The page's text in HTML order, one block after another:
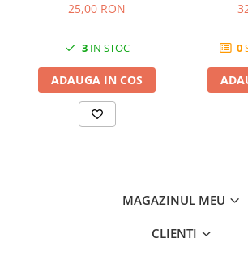
25,00 RON
3IN STOC
ADAUGA IN COS
0
MAGAZINUL MEU
CLIENTI